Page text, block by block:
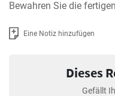
Bewahren Sie die
Eine Notiz hinzufügen
Dieses
Gefällt